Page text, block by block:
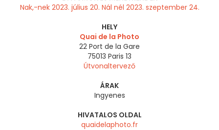
Nak,-nek 2023. július 20. Nál nél 2023. szeptember 24.
HELY
Quai de la Photo
22 Port de la Gare
75013 Paris 13
Útvonaltervező
ÁRAK
Ingyenes
HIVATALOS OLDAL
quaidelaphoto.fr